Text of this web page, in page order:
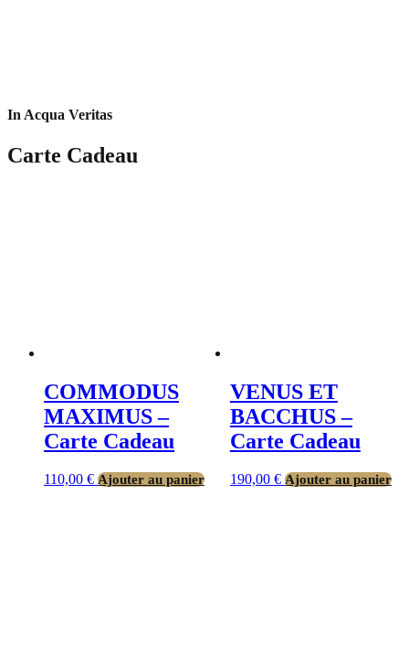
In Acqua Veritas
Carte Cadeau
COMMODUS
MAXIMUS –
Carte Cadeau
110,00 € Ajouter au panier
VENUS ET
BACCHUS –
Carte Cadeau
190,00 € Ajouter au panier